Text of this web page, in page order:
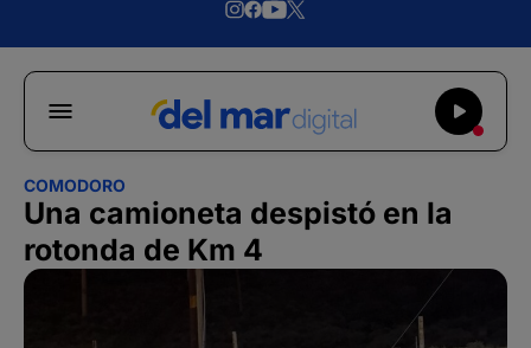
COMODORO
Una camioneta despistó en la
rotonda de Km 4